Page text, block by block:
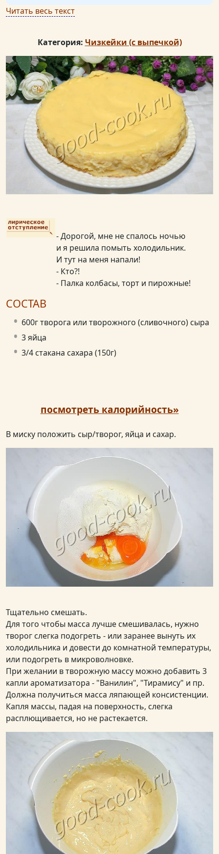
Читать весь текст
Категория: Чизкейки (с выпечкой)
- Дорогой, мне не спалось ночью
и я решила помыть холодильник.
И тут на меня напали!
- Кто?!
- Палка колбасы, торт и пирожные!
СОСТАВ
600г творога или творожного (сливочного) сыра
3 яйца
3/4 стакана сахара (150г)
посмотреть калорийность»
В миску положить сыр/творог, яйца и сахар.
Тщательно смешать.
Для того чтобы масса лучше смешивалась, нужно
творог слегка подогреть - или заранее вынуть их
холодильника и довести до комнатной температуры,
или подогреть в микроволновке.
При желании в творожную массу можно добавить 3
капли ароматизатора - "Ванилин", "Тирамису" и пр.
Должна получиться масса ляпающей консистенции.
Капля массы, падая на поверхность, слегка
расплющивается, но не растекается.